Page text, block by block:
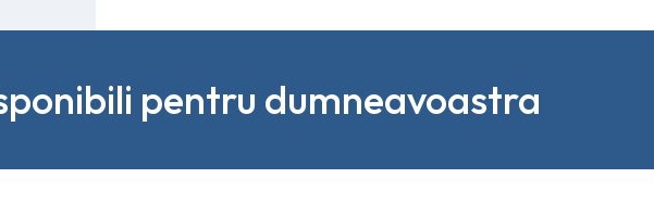
pentru dumneavoastra